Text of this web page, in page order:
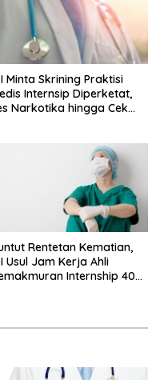
Minta Skrining Praktisi
Internsip Diperketat,
Narkotika hingga Cek
Rentetan Kematian,
Usul Jam Kerja Ahli
Internship 40